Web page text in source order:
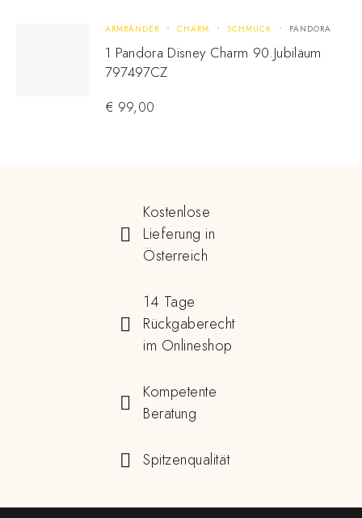
ARMBÄNDER CHARM SCHMUCK PANDORA
1 Pandora Disney Charm 90.Jubiläum
797497CZ
€ 99,00
Kostenlose
Lieferung in
Österreich
14 Tage
Rückgaberecht
im Onlineshop
Kompetente
Beratung
Spitzenqualität